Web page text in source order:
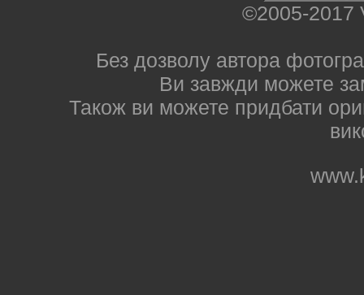
©2005-2017
Без дозволу автора
Ви завжди можете
Також ви можете придбати